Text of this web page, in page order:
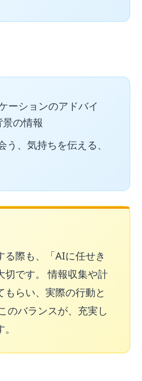
ーションのアドバイ
の情報
う、気持ちを伝える、
る際も、「AIに任せき
切です。 情報収集や計
らい、実際の行動と
のバランスが、充実し